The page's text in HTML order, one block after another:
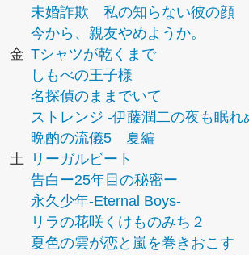
未婚詐欺 私の知らない彼の顔
今から、親友やめようか。
金 Tシャツが乾くまで
しもべの王子様
名探偵のままでいて
ストレンジ -伊藤潤二の夜も眠れ
晩酌の流儀5 夏編
土
リーガルビート
告白ー25年目の秘密ー
永久少年-Eternal Boys-
リラの花咲くけものみち２
夏色の雲が恋と嵐を巻きおこす